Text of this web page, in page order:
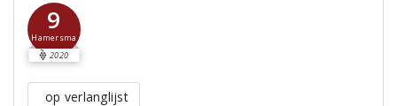
9
Hamersma
2020
op verlanglijst